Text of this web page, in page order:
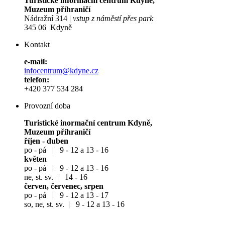
Aktuální informace od nás
Přímo ve vašem telefonu
www.kudyznudy.cz
plzensky-kraj.cz
mkskdyne.cz
gepro.cz
domazlicky.denik.cz
Turistické informační centrum